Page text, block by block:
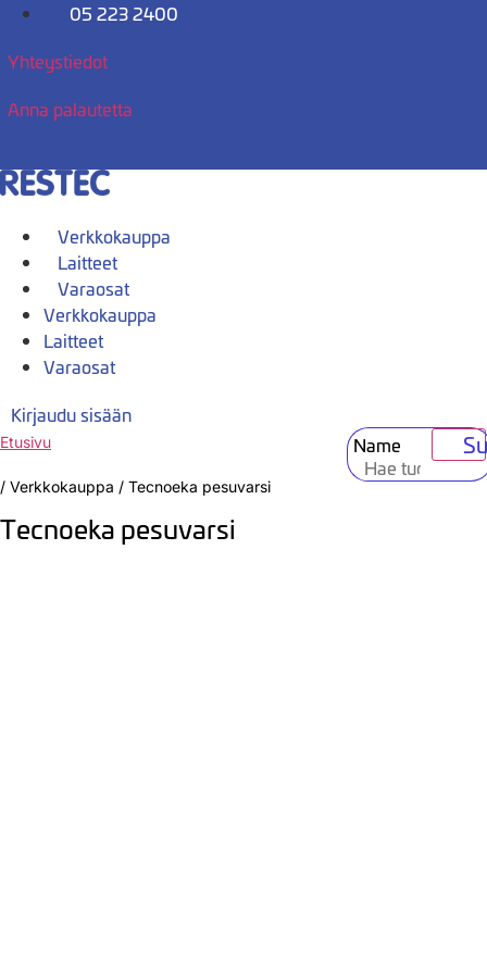
Mene
05 223 2400
Yhteystiedot
Anna palautetta
Verkkokauppa
Laitteet
Varaosat
Verkkokauppa
Laitteet
Varaosat
Kirjaudu sisään
Name
Etusivu
/ Verkkokauppa / Tecnoeka pesuvarsi
Tecnoeka pesuvarsi